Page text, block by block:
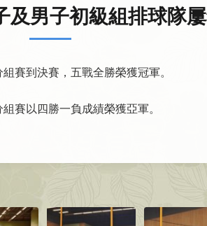
及男子初級組排球隊
賽到決賽，五戰全勝榮獲冠軍。
賽以四勝一負成績榮獲亞軍。